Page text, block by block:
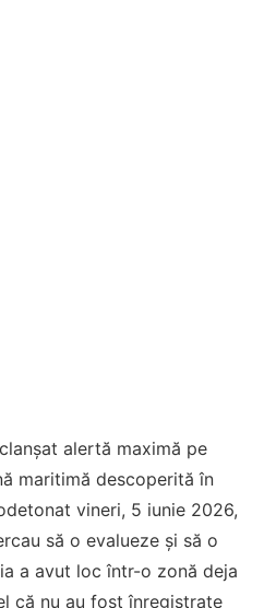
alertă maximă pe
maritimă descoperită în
vineri, 5 iunie 2026,
să o evalueze și să o
a avut loc într-o zonă deja
că nu au fost înregistrate